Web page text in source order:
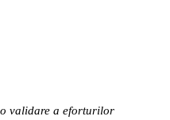
validare a eforturilor